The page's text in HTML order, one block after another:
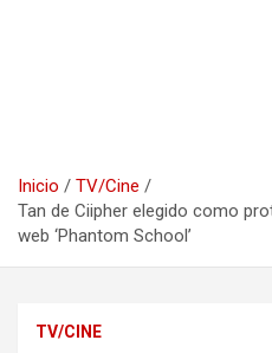
Inicio
TV/Cine
Tan de Ciipher elegido como
web ‘Phantom School’
TV/CINE